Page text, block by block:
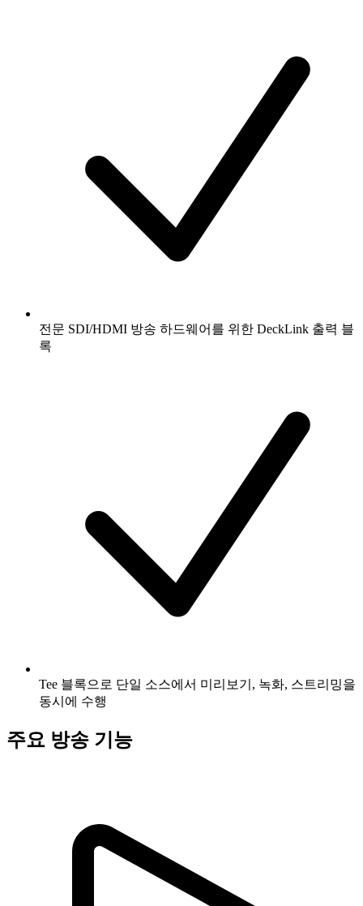
전문 SDI/HDMI 방송 하드웨어를 위한 DeckLink 출력 블
록
Tee 블록으로 단일 소스에서 미리보기, 녹화, 스트리밍을
동시에 수행
주요 방송 기능